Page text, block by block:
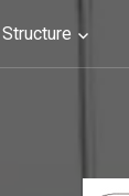
Structure